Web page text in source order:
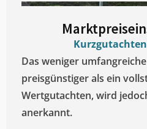
Das weniger
preisgünstiger als ein
Wertgutachten, wird
anerkannt.